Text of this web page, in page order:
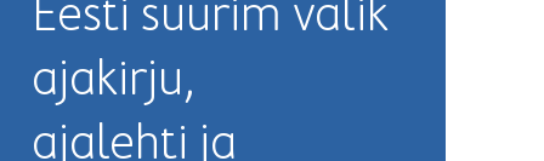
Eesti suurim valik
ajakirju,
ajalehti ja